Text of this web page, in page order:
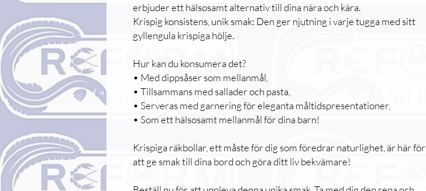
erbjuder ett hälsosamt alternativ till dina nära och kära.
Krispig konsistens, unik smak: Den ger njutning i varje tugga med sitt
gyllengula krispiga hölje.
Hur kan du konsumera det?
• Med dippsåser som mellanmål,
• Tillsammans med sallader och pasta,
• Serveras med garnering för eleganta måltidspresentationer,
• Som ett hälsosamt mellanmål för dina barn!
Krispiga räkbollar, ett måste för dig som föredrar naturlighet, är här för
att ge smak till dina bord och göra ditt liv bekvämare!